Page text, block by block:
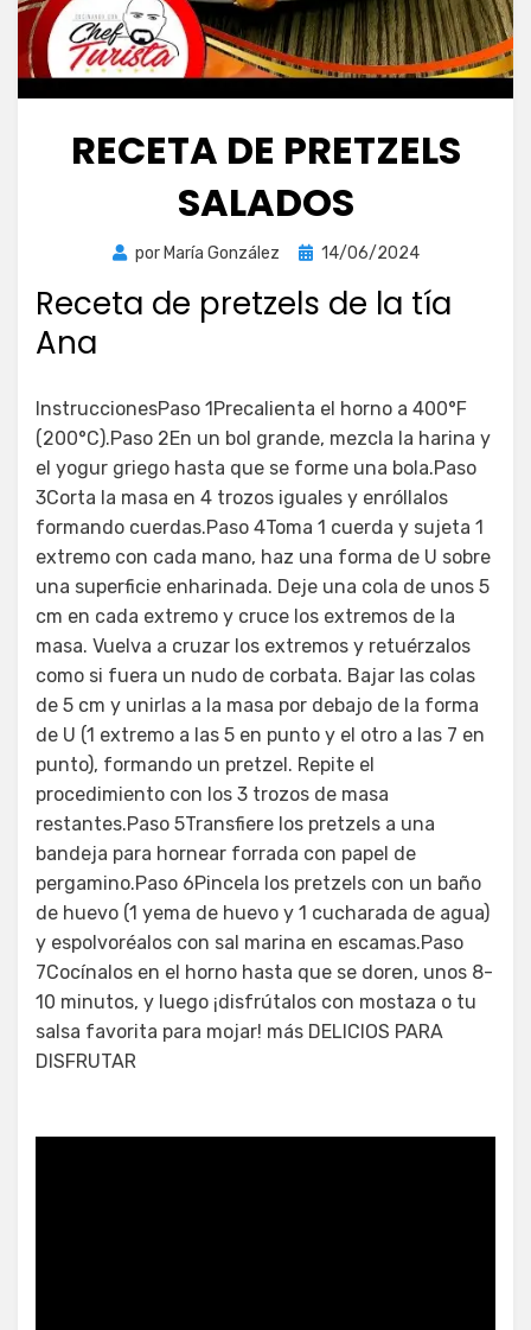
RECETA DE PRETZELS
SALADOS
por María González
Publicada
14/06/2024
Receta de pretzels de la tía
Ana
InstruccionesPaso 1Precalienta el horno a 400°F
(200°C).Paso 2En un bol grande, mezcla la harina y
el yogur griego hasta que se forme una bola.Paso
3Corta la masa en 4 trozos iguales y enróllalos
formando cuerdas.Paso 4Toma 1 cuerda y sujeta 1
extremo con cada mano, haz una forma de U sobre
una superficie enharinada. Deje una cola de unos 5
cm en cada extremo y cruce los extremos de la
masa. Vuelva a cruzar los extremos y retuérzalos
como si fuera un nudo de corbata. Bajar las colas
de 5 cm y unirlas a la masa por debajo de la forma
de U (1 extremo a las 5 en punto y el otro a las 7 en
punto), formando un pretzel. Repite el
procedimiento con los 3 trozos de masa
restantes.Paso 5Transfiere los pretzels a una
bandeja para hornear forrada con papel de
pergamino.Paso 6Pincela los pretzels con un baño
de huevo (1 yema de huevo y 1 cucharada de agua)
y espolvoréalos con sal marina en escamas.Paso
7Cocínalos en el horno hasta que se doren, unos 8-
10 minutos, y luego ¡disfrútalos con mostaza o tu
salsa favorita para mojar! más DELICIOS PARA
DISFRUTAR